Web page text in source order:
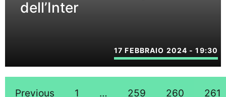
dell’Inter
17 FEBBRAIO 2024 - 19:30
Previous 1 … 259 260 261